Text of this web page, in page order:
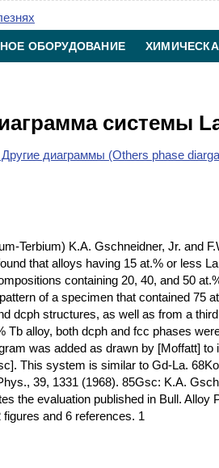
ОБОРУДОВАНИЕ
системы
диаграммы (Others phase
Terbium) K.A. Gschneidner, Jr. and
that alloys having 15 at.% or less
containing 20, 40, and 50
of a specimen that contained 75
dcph structures, as well as from a
Tb alloy, both dcph and fcc phases
was added as drawn by [Moffatt]
This system is similar to Gd-La.
39, 1331 (1968). 85Gsc: K.A.
the evaluation published in Bull.
and 6 references. 1